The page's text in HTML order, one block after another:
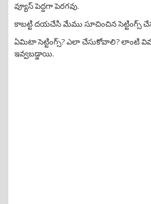
వ్యూస్ పెద్దగా పెరగవు.
కాబట్టి దయచేసి మేము సూచించిన సెట్టింగ్స్
ఏమిటా సెట్టింగ్స్? ఎలా చేసుకోవాలి? లాంటి
ఇవ్వబడ్డాయి.